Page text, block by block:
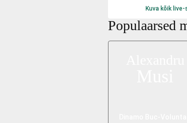
Kuva kõik
Populaarsed